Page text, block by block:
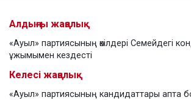
Алдыңғы жаңалық
«Ауыл» партиясының өкілдері Семейдегі
ұжымымен кездесті
Келесі жаңалық
«Ауыл» партиясының кандидаттары апта